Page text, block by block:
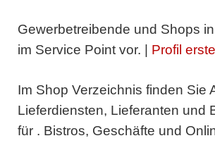
Gewerbetreibende und Shops in
im Service Point vor. | Profil
Im Shop Verzeichnis finden Sie
Lieferdiensten, Lieferanten und
für . Bistros, Geschäfte und